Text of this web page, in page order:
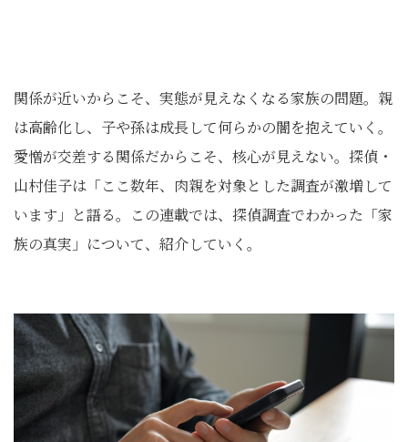
関係が近いからこそ、実態が見えなくなる家族の問題。親
は高齢化し、子や孫は成長して何らかの闇を抱えていく。
愛憎が交差する関係だからこそ、核心が見えない。探偵・
山村佳子は「ここ数年、肉親を対象とした調査が激増して
います」と語る。この連載では、探偵調査でわかった「家
族の真実」について、紹介していく。